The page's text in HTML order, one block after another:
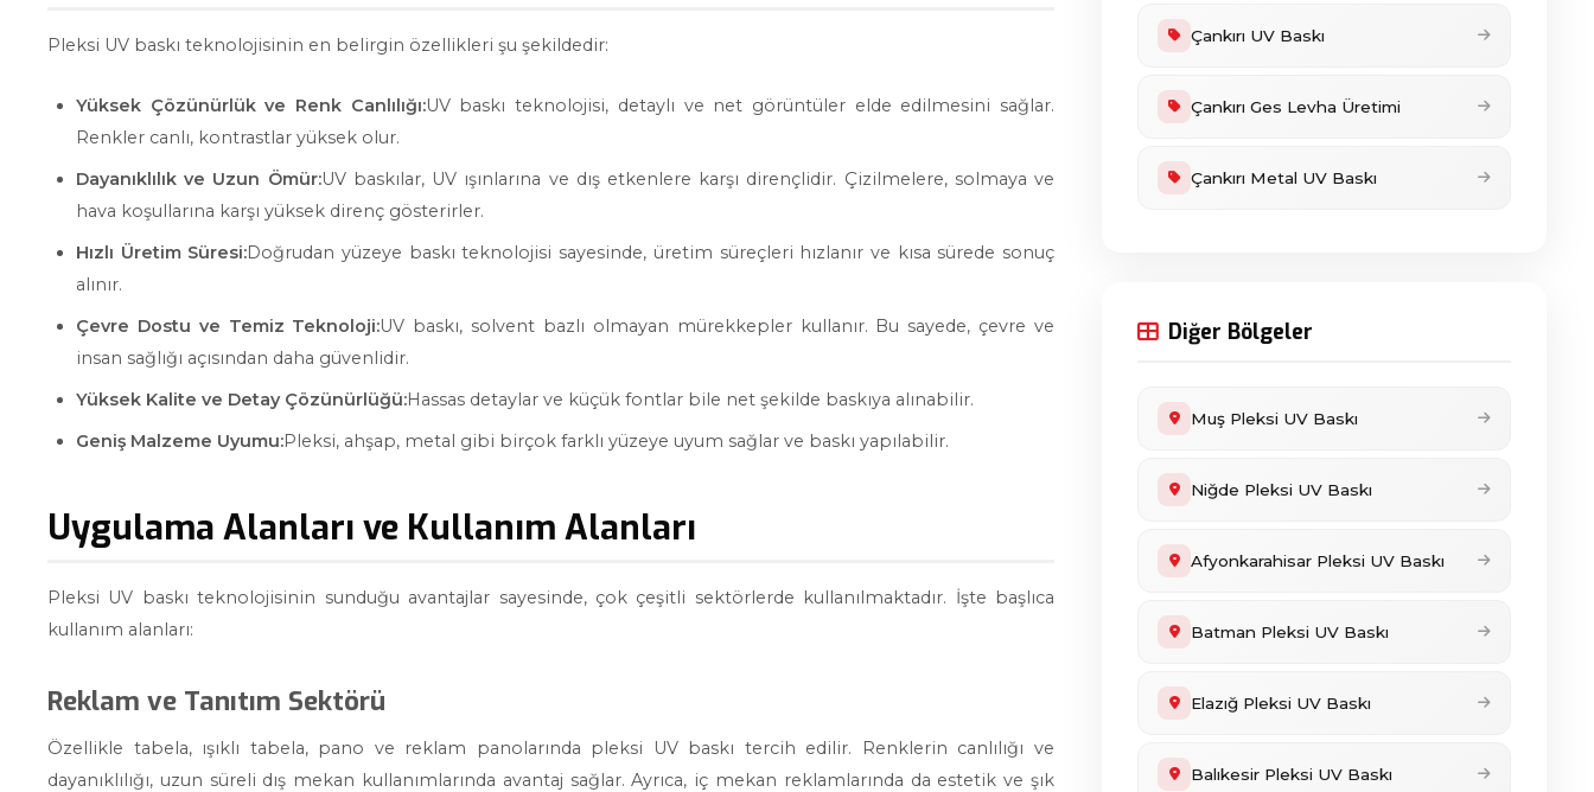
Pleksi UV baskı teknolojisinin en belirgin özellikleri şu şekildedir:
Yüksek Çözünürlük ve Renk Canlılığı:UV baskı teknolojisi, detaylı ve net görüntüler elde edilmesini sağlar.
Renkler canlı, kontrastlar yüksek olur.
Dayanıklılık ve Uzun Ömür:UV baskılar, UV ışınlarına ve dış etkenlere karşı dirençlidir. Çizilmelere, solmaya ve
hava koşullarına karşı yüksek direnç gösterirler.
Hızlı Üretim Süresi:Doğrudan yüzeye baskı teknolojisi sayesinde, üretim süreçleri hızlanır ve kısa sürede sonuç
alınır.
Çevre Dostu ve Temiz Teknoloji:UV baskı, solvent bazlı olmayan mürekkepler kullanır. Bu sayede, çevre ve
insan sağlığı açısından daha güvenlidir.
Yüksek Kalite ve Detay Çözünürlüğü:Hassas detaylar ve küçük fontlar bile net şekilde baskıya alınabilir.
Geniş Malzeme Uyumu:Pleksi, ahşap, metal gibi birçok farklı yüzeye uyum sağlar ve baskı yapılabilir.
Uygulama Alanları ve Kullanım Alanları
Pleksi UV baskı teknolojisinin sunduğu avantajlar sayesinde, çok çeşitli sektörlerde kullanılmaktadır. İşte başlıca
kullanım alanları:
Reklam ve Tanıtım Sektörü
Özellikle tabela, ışıklı tabela, pano ve reklam panolarında pleksi UV baskı tercih edilir. Renklerin canlılığı ve
dayanıklılığı, uzun süreli dış mekan kullanımlarında avantaj sağlar. Ayrıca, iç mekan reklamlarında da estetik ve şık
Çankırı UV Baskı
Çankırı Ges Levha Üretimi
Çankırı Metal UV Baskı
Diğer Bölgeler
Muş Pleksi UV Baskı
Niğde Pleksi UV Baskı
Afyonkarahisar Pleksi UV Baskı
Batman Pleksi UV Baskı
Elazığ Pleksi UV Baskı
Balıkesir Pleksi UV Baskı